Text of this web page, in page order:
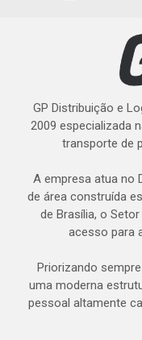
GP Distribuição e
2009 especializada
transporte de
A empresa atua no
de área construída
de Brasília, o
acesso para
Priorizando
uma moderna
pessoal altamente